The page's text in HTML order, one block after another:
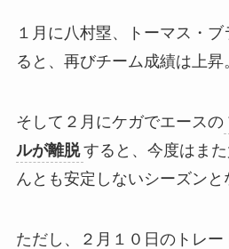
１月に八村塁、トーマス・
ると、再びチーム成績は上昇
そして２月にケガでエースの
ルが離脱 すると、今度はま
んとも安定しないシーズンと
ただし、２月１０日のトレ